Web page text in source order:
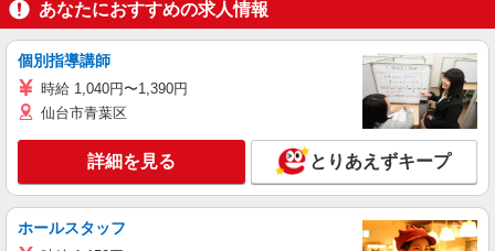
あなたにおすすめの求人情報
個別指導講師
時給 1,040円〜1,390円
仙台市青葉区
詳細を見る とりあえずキープ
ホールスタッフ